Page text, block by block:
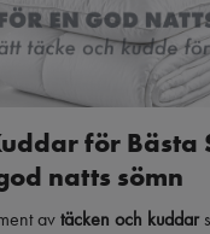
för Bästa
natts sömn
avtäcken och kuddar